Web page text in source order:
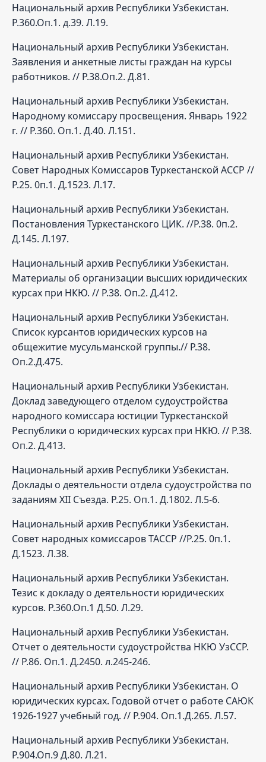
Национальный архив Республики Узбекистан.
Р.360.Оп.1. д.39. Л.19.
Национальный архив Республики Узбекистан.
Заявления и анкетные листы граждан на курсы
работников. // Р.38.Оп.2. Д.81.
Национальный архив Республики Узбекистан.
Народному комиссару просвещения. Январь 1922
г. // Р.360. Оп.1. Д.40. Л.151.
Национальный архив Республики Узбекистан.
Совет Народных Комиссаров Туркестанской АССР //
Р.25. 0п.1. Д.1523. Л.17.
Национальный архив Республики Узбекистан.
Постановления Туркестанского ЦИК. //Р.38. 0п.2.
Д.145. Л.197.
Национальный архив Республики Узбекистан.
Материалы об организации высших юридических
курсах при НКЮ. // Р.38. Оп.2. Д.412.
Национальный архив Республики Узбекистан.
Список курсантов юридических курсов на
общежитие мусульманской группы.// Р.38.
Оп.2.Д.475.
Национальный архив Республики Узбекистан.
Доклад заведующего отделом судоустройства
народного комиссара юстиции Туркестанской
Республики о юридических курсах при НКЮ. // Р.38.
Оп.2. Д.413.
Национальный архив Республики Узбекистан.
Доклады о деятельности отдела судоустройства по
заданиям XII Съезда. Р.25. Оп.1. Д.1802. Л.5-6.
Национальный архив Республики Узбекистан.
Совет народных комиссаров ТАССР //Р.25. 0п.1.
Д.1523. Л.38.
Национальный архив Республики Узбекистан.
Тезис к докладу о деятельности юридических
курсов. Р.360.Оп.1 Д.50. Л.29.
Национальный архив Республики Узбекистан.
Отчет о деятельности судоустройства НКЮ УзССР.
// Р.86. Оп.1. Д.2450. л.245-246.
Национальный архив Республики Узбекистан. О
юридических курсах. Годовой отчет о работе САЮК
1926-1927 учебный год. // Р.904. Оп.1.Д.265. Л.57.
Национальный архив Республики Узбекистан.
Р.904.Оп.9 Д.80. Л.21.